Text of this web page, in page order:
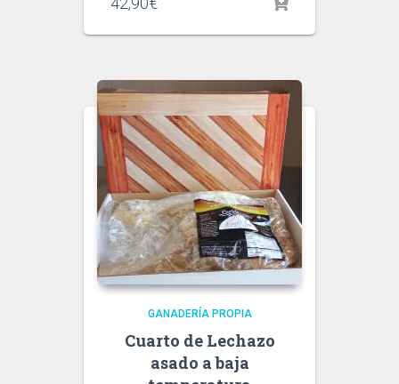
GANADERÍA PROPIA
Cuarto de Lechazo
asado a baja